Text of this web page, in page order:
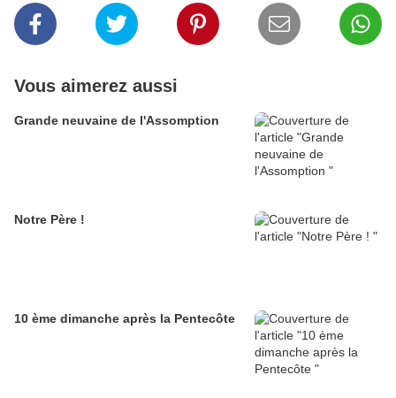
Vous aimerez aussi
Grande neuvaine de l'Assomption
Notre Père !
10 ème dimanche après la Pentecôte